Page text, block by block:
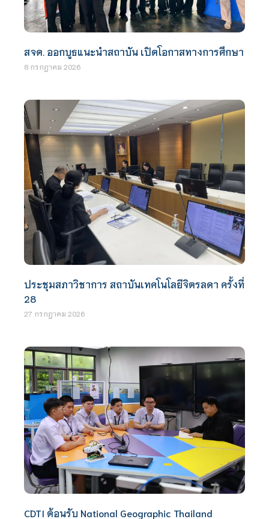
สจด. ออกบูธแนะนำสถาบัน เปิดโอกาสทางการศึกษา
8 กรกฎาคม 2026
ประชุมสภาวิชาการ สถาบันเทคโนโลยีจิตรลดา ครั้งที่
28
27 กรกฎาคม 2026
CDTI ต้อนรับ National Geographic Thailand